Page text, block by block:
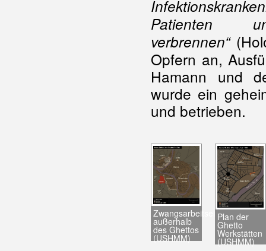
Patienten
verbrennen“
Opfern an,
Hamann und
wurde ein
und betrieben.
Zwangsarbeitseinsätze
außerhalb
des Ghettos
(USHMM)
Plan der
Ghetto
Werkstätten
(USHMM)